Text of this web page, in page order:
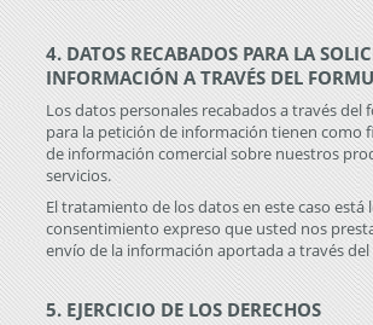
4. DATOS RECABADOS PARA LA
INFORMACIÓN A TRAVÉS DEL
Los datos personales recabados a través del
para la petición de información tienen como
de información comercial sobre nuestros
servicios.
El tratamiento de los datos en este caso está
consentimiento expreso que usted nos
envío de la información aportada a través
5. EJERCICIO DE LOS DERECHOS